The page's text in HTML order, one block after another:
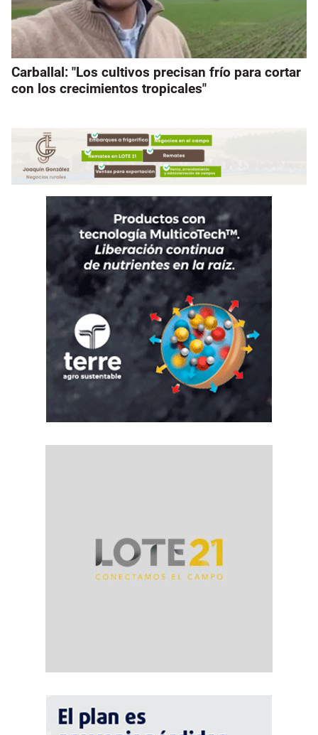
Carballal: "Los cultivos precisan frío para cortar
con los crecimientos tropicales"